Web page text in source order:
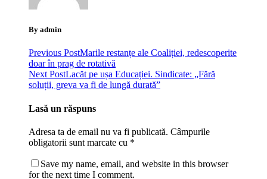
By admin
Previous PostMarile restanțe ale Coaliției, redescoperite
doar în prag de rotativă
Next PostLacăt pe ușa Educației. Sindicate: „Fără
soluții, greva va fi de lungă durată”
Lasă un răspuns
Adresa ta de email nu va fi publicată. Câmpurile
obligatorii sunt marcate cu *
Save my name, email, and website in this browser
for the next time I comment.